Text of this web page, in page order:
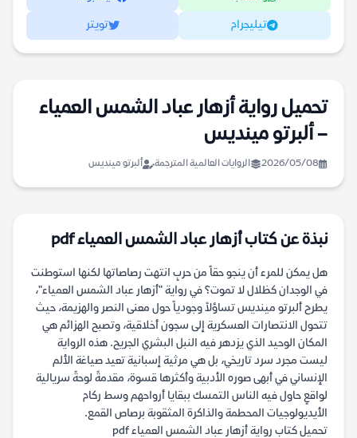
تيليجرام تويتر
تحميل رواية أزهار عباد الشمس العمياء
– ألبرتو مينديس
2026/05/08 الروايات العالمية المترجمة ألبرتو مينديس
نبذة عن كتاب أزهار عباد الشمس العمياء pdf
هل يمكن للمرء أن ينجو حقاً من حربٍ انتهت رصاصاتها لكنها استوطنت
في الوجدان كظلال لا تموت؟ في رواية "أزهار عباد الشمس العمياء"،
يطرح ألبرتو مينديس تساؤلاً وجودياً حول معنى النصر والهزيمة، حيث
تتحول الانتصارات العسكرية إلى سجون أخلاقية، وتصبح الهزائم هي
المكان الوحيد الذي يزدهر فيه النبل البشري الجريح. هذه الرواية
ليست مجرد سرد تاريخي، بل هي مرثية إسبانية تعيد صياغة الألم
الإنساني في أبهى صوره الأدبية وأكثرها قسوة، مقدمةً لوحةً سريالية
لواقعٍ حاول فيه الناس التمسك ببقايا أرواحهم وسط ركام
الأيديولوجيات المحطمة والذاكرة المثقوبة برصاص القمع.
تحميل كتاب رواية أزهار عباد الشمس العمياء pdf